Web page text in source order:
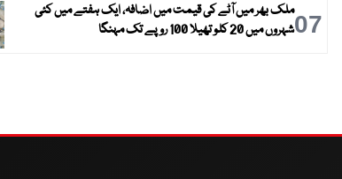
07ملک بھر میں آٹے کی قیمت میں اضافہ، ایک ہفتے میں کئی
شہروں میں 20 کلو تھیلا 100 روپے تک مہنگا